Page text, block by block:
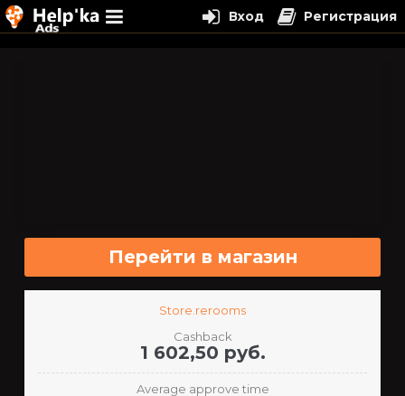
Перейти в магазин
Store.rerooms
Cashback
1 602,50 руб.
Average approve time
Вход Регистрация